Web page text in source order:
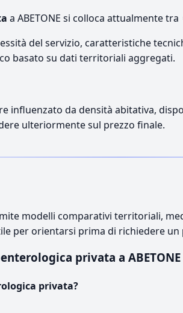
a ABETONE si colloca attualmente tra
del servizio, caratteristiche
basato su dati territoriali aggregati.
influenzato da densità abitativa,
ulteriormente sul prezzo finale.
modelli comparativi territoriali,
per orientarsi prima di richiedere un
privata a ABETONE
privata?